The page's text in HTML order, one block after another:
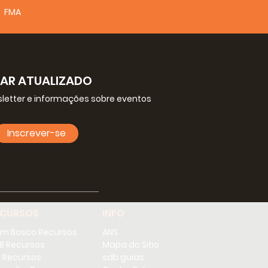
FMA
ATUALIZADO
e informações sobre eventos
Inscrever-se